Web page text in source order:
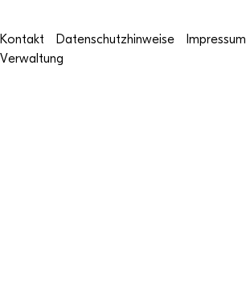
Kontakt Datenschutzhinweise Impressum
Verwaltung